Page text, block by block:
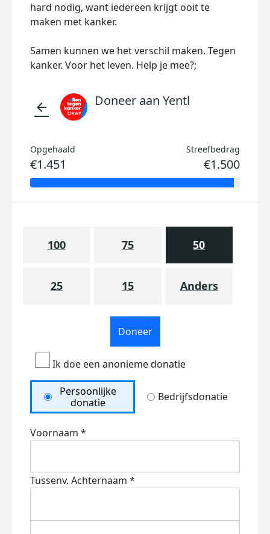
hard nodig, want iedereen krijgt ooit te
maken met kanker.
Samen kunnen we het verschil maken. Tegen
kanker. Voor het leven. Help je mee?;
arrow_back Doneer aan Yentl
Opgehaald
€1.451
Streefbedrag
€1.500
100 75 50
25 15 Anders
Doneer
Ik doe een anonieme donatie
Persoonlijke
donatie
Bedrijfsdonatie
Voornaam *
Tussenv. Achternaam *